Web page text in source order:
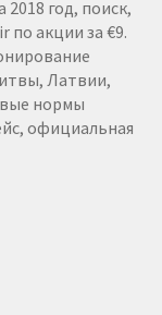
год, поиск,
по акции за €9.
Латвии,
нормы
официальная